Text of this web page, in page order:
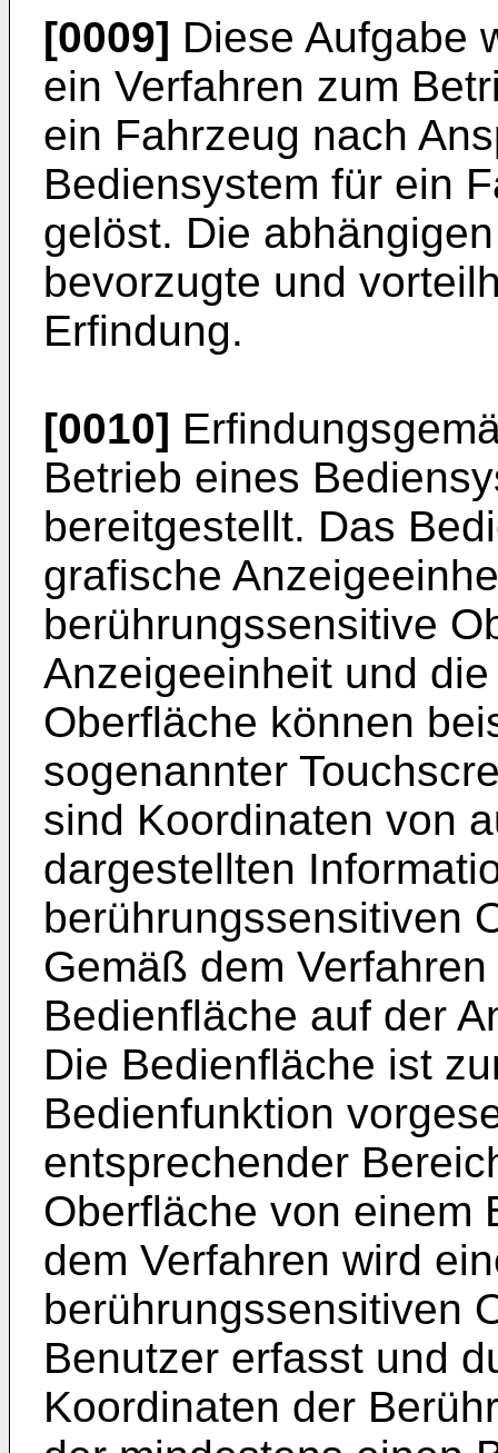
[0009] Diese Aufgabe
ein Verfahren zum
ein Fahrzeug nach
Bediensystem für ein
gelöst. Die
bevorzugte und
Erfindung.
[0010]
Betrieb eines
bereitgestellt. Das
grafische
berührungssensitive
Anzeigeeinheit und
Oberfläche können
sogenannter
sind Koordinaten von
dargestellten
berührungssensitiven
Gemäß dem
Bedienfläche auf der
Die Bedienfläche ist
Bedienfunktion
entsprechender
Oberfläche von einem
dem Verfahren wird
berührungssensitiven
Benutzer erfasst und
Koordinaten der